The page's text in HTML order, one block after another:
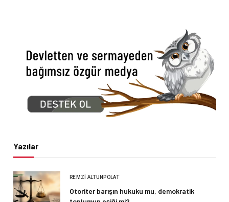
Yazılar
REMZI ALTUNPOLAT
Otoriter barışın hukuku mu, demokratik